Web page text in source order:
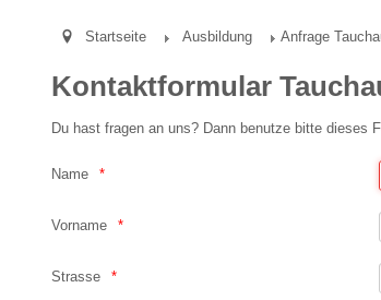
Startseite Ausbildung Anfrage
Kontaktformular
Du hast fragen an uns? Dann benutze bitte dieses
Name
Vorname
Strasse